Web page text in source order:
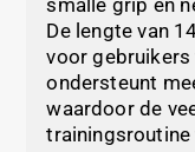
De lengte van
voor gebruikers
ondersteunt
waardoor de